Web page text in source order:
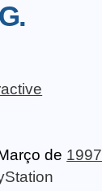
de 1997